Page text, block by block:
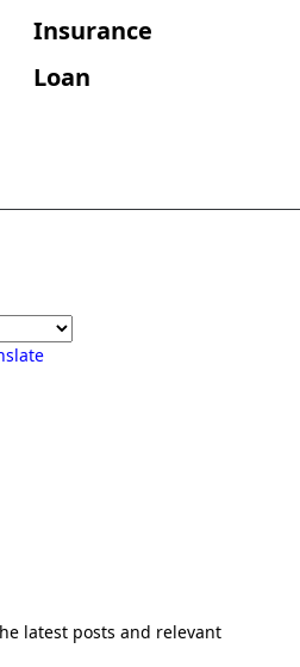
Insurance
Loan
latest posts and relevant